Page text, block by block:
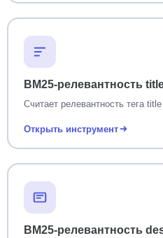
BM25-релевантность
Считает релевантность тега
Открыть инструмент
BM25-релевантность